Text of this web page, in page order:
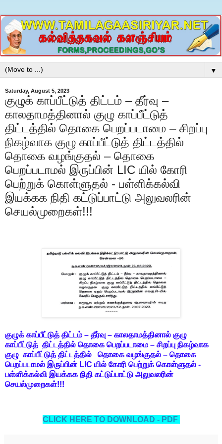
▼
Saturday, August 5, 2023
குழுக் காப்பீட்டுத் திட்டம் – தீர்வு –
காலதாமத்தினால் குழு காப்பீட்டுத்
திட்டத்தில் தொகை பெறப்படாமை – சிறப்பு
நிகழ்வாக குழு காப்பீட்டுத் திட்டத்தில்
தொகை வழங்குதல் – தொகை
பெறப்படாமல் இருப்பின் LIC யில் கோரி
பெற்றுக் கொள்ளுதல் - பள்ளிக்கல்வி
இயக்கக நிதி கட்டுப்பாட்டு அலுவலரின்
செயல்முறைகள்!!!
குழுக் காப்பீட்டுத் திட்டம் – தீர்வு – காலதாமத்தினால் குழு
காப்பீட்டுத் திட்டத்தில் தொகை பெறப்படாமை – சிறப்பு நிகழ்வாக
குழு காப்பீட்டுத் திட்டத்தில் தொகை வழங்குதல் – தொகை
பெறப்படாமல் இருப்பின் LIC யில் கோரி பெற்றுக் கொள்ளுதல் -
பள்ளிக்கல்வி இயக்கக நிதி கட்டுப்பாட்டு அலுவலரின்
செயல்முறைகள்!!!
CLICK HERE TO DOWNLOAD - PDF